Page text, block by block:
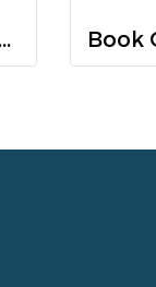
Storationship Pride Edition การ์ดเปิดบทสนทนาที่จะทำให้ทุกคนกล้าเป็นตัวเองอย่างภาคภูมิใจ / BASE PLAYHOUSE